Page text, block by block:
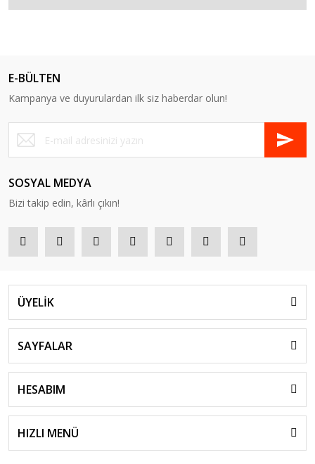
E-BÜLTEN
Kampanya ve duyurulardan ilk siz haberdar olun!
SOSYAL MEDYA
Bizi takip edin, kârlı çıkın!
ÜYELİK
SAYFALAR
HESABIM
HIZLI MENÜ